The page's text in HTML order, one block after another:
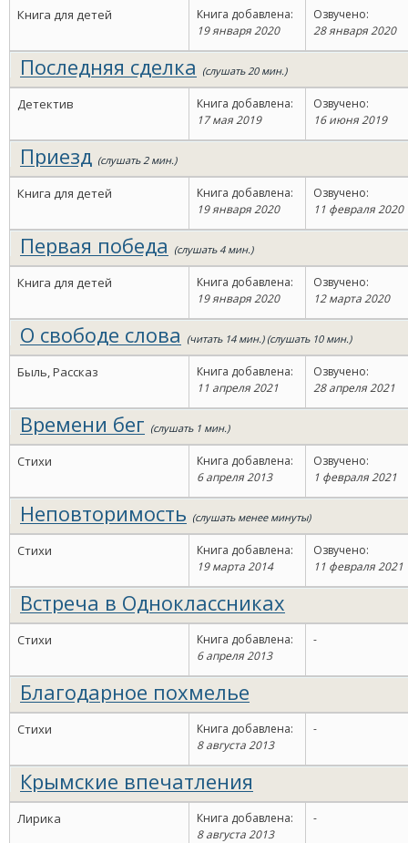
Книга для детей
Книга добавлена:
19 января 2020
Озвучено:
28 января 2020
Последняя сделка (слушать 20 мин.)
Детектив
Книга добавлена:
17 мая 2019
Озвучено:
16 июня 2019
Приезд (слушать 2 мин.)
Книга для детей
Книга добавлена:
19 января 2020
Озвучено:
11 февраля 2020
Первая победа (слушать 4 мин.)
Книга для детей
Книга добавлена:
19 января 2020
Озвучено:
12 марта 2020
О свободе слова (читать 14 мин.) (слушать 10 мин.)
Быль, Рассказ
Книга добавлена:
11 апреля 2021
Озвучено:
28 апреля 2021
Времени бег (слушать 1 мин.)
Стихи
Книга добавлена:
6 апреля 2013
Озвучено:
1 февраля 2021
Неповторимость (слушать менее минуты)
Стихи
Книга добавлена:
19 марта 2014
Озвучено:
11 февраля 2021
Встреча в Одноклассниках
Стихи
Книга добавлена:
6 апреля 2013
-
Благодарное похмелье
Стихи
Книга добавлена:
8 августа 2013
-
Крымские впечатления
Лирика
Книга добавлена:
8 августа 2013
-